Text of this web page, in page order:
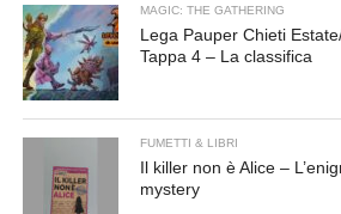
MAGIC: THE GATHERING
Lega Pauper Chieti
Tappa 4 – La classifica
FUMETTI & LIBRI
Il killer non è Alice –
mystery